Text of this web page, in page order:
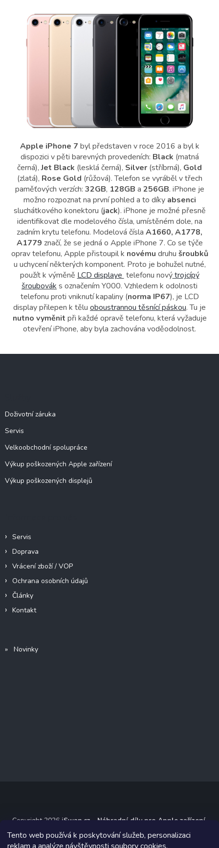
Tento web používá k poskytování služeb, personalizaci
l
á
i
s
u
Apple iPhone 7 byl představen v roce 2016 a byl k
dispozici v pěti barevných provedeních: Black (matná
černá),Jet Black (lesklá černá), Silver (stříbrná), Gold
(zlatá), Rose Gold (růžová). Telefon se vyráběl v třech
paměťových verzích: 32GB, 128GB a 256GB. iPhone je
možno rozpoznat na první pohled a to díky absenci
sluchátkového konektoru (jack). iPhone je možné přesně
identifikovat dle modelového čísla, umístěném dole, na
zadním krytu telefonu. Modelová čísla A1660, A1778,
A1779 značí, že se jedná o Apple iPhone 7. Co se týče
oprav telefonu, Apple přistoupil k novému druhu šroubků
u uchycení některých komponent. Proto je bohužel nutné,
použít k výměně LCD displaye telefonu novýtrojcípý
šroubovák s označením Y000. Vzhledem k odolnosti
telefonu proti vniknutí kapaliny (norma IP67), je LCD
display přilepen k tělu oboustrannou těsnící páskou. Tu je
nutno vyměnit při každé opravě telefonu, která vyžaduje
otevření iPhone, aby byla zachována voděodolnost.
Doživotní záruka
Servis
Velkoobchodní spolupráce
Výkup poškozených Apple zařízení
Výkup poškozených displejů
Servis
Doprava
Vrácení zboží / VOP
Ochrana osobních údajů
Články
Kontakt
» Novinky
Copyright 2026 iSwap.cz - Náhradní díly pro Apple zařízení
Všechna práva vyhrazena.